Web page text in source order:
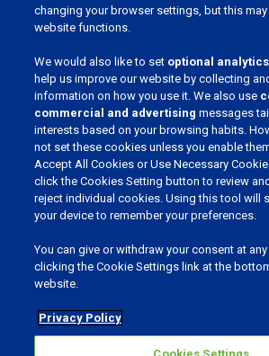
REJOIGNEZ NOTRE COMMUNAUTÉ
CHOISSISSEZ VOTRE LANGUE
Cookies Settings
changing your browser settings, but this
website functions.
We would also like to set optional
help us improve our website by collecting
information on how you use it. We also use
commercial and advertising messages
interests based on your browsing habits.
not set these cookies unless you enable
Accept All Cookies or Use Necessary
click the Cookies Setting button to review
reject individual cookies. Using this tool will
your device to remember your preferences.
You can give or withdraw your consent at
clicking the Cookie Settings link at the
website.
Privacy Policy